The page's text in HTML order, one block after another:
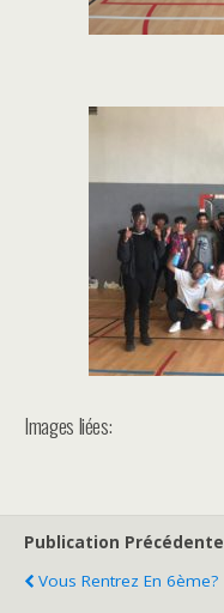
Images liées:
Publication Précédente
Vous Rentrez En 6ème?